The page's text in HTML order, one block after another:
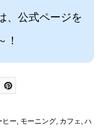
、公式ページを
！
ヒー, モーニング, カフェ, ハ